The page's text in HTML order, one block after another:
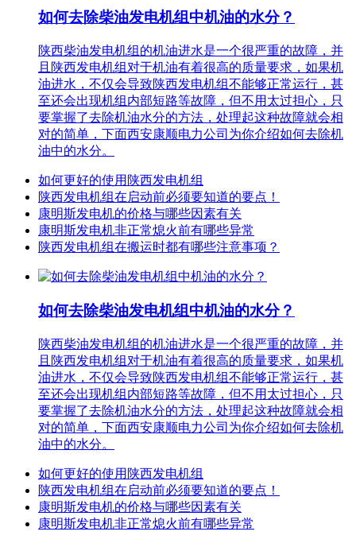
如何去除柴油发电机组中机油的水分？
陕西柴油发电机组的机油进水是一个很严重的故障，并
且陕西发电机组对于机油有着很高的质量要求，如果机
油进水，不仅会导致陕西发电机组不能够正常运行，甚
至还会出现机组内部短路等故障，但不用太过担心，只
要掌握了去除机油水分的方法，处理起这种故障就会相
对的简单，下面西安康顺电力公司为你介绍如何去除机
油中的水分。
如何更好的使用陕西发电机组
陕西发电机组在启动前必须要知道的要点！
康明斯发电机的价格与哪些因素有关
康明斯发电机非正常熄火前有哪些异常
陕西发电机组在搬运时都有哪些注意事项？
如何去除柴油发电机组中机油的水分？
陕西柴油发电机组的机油进水是一个很严重的故障，并
且陕西发电机组对于机油有着很高的质量要求，如果机
油进水，不仅会导致陕西发电机组不能够正常运行，甚
至还会出现机组内部短路等故障，但不用太过担心，只
要掌握了去除机油水分的方法，处理起这种故障就会相
对的简单，下面西安康顺电力公司为你介绍如何去除机
油中的水分。
如何更好的使用陕西发电机组
陕西发电机组在启动前必须要知道的要点！
康明斯发电机的价格与哪些因素有关
康明斯发电机非正常熄火前有哪些异常